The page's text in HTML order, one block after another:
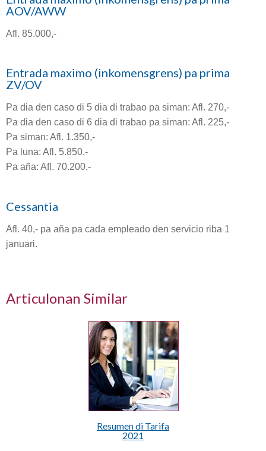
AOV/AWW
Afl. 85.000,-
Entrada maximo (inkomensgrens) pa prima
ZV/OV
Pa dia den caso di 5 dia di trabao pa siman: Afl. 270,-
Pa dia den caso di 6 dia di trabao pa siman: Afl. 225,-
Pa siman: Afl. 1.350,-
Pa luna: Afl. 5.850,-
Pa aña: Afl. 70.200,-
Cessantia
Afl. 40,- pa aña pa cada empleado den servicio riba 1
januari.
Articulonan Similar
Resumen di Tarifa
2021